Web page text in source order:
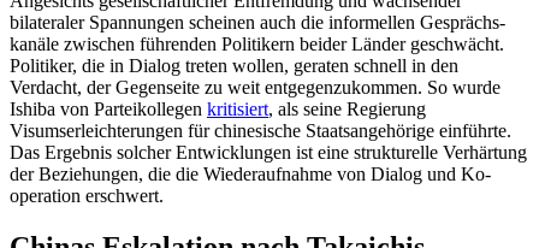
bilateraler Spannungen scheinen auch die informellen Ge­sprächs­
kanäle zwischen führenden Politi­kern beider Länder geschwächt.
Politiker, die in Dialog treten wollen, geraten schnell in den
Verdacht, der Gegenseite zu weit entgegenzukommen. So wurde
Ishiba von Partei­kollegen kritisiert, als seine Regierung
Visumserleichterungen für chinesische Staatsangehörige einführte.
Das Ergebnis solcher Entwicklungen ist eine strukturelle Verhärtung
der Beziehungen, die die Wie­der­aufnahme von Dialog und Ko­
opera­tion erschwert.